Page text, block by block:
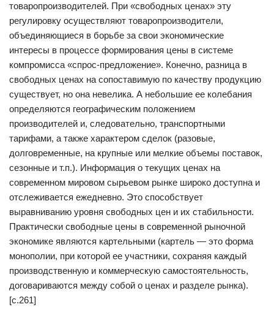
товаропроизводителей. При «свободных ценах» эту
регулировку осуществляют товаропроизводители,
объединяющиеся в борьбе за свои экономические
интересы в процессе формирования цены в системе
компромисса «спрос-предложение». Конечно, разница в
свободных ценах на сопоставимую по качеству продукцию
существует, но она невелика. А небольшие ее колебания
определяются географическим положением
производителей и, следовательно, транспортными
тарифами, а также характером сделок (разовые,
долговременные, на крупные или мелкие объемы поставок,
сезонные и т.п.). Информация о текущих ценах на
современном мировом сырьевом рынке широко доступна и
отслеживается ежедневно. Это способствует
выравниванию уровня свободных цен и их стабильности.
Практически свободные цены в современной рыночной
экономике являются картельными (картель — это форма
монополии, при которой ее участники, сохраняя каждый
производственную и коммерческую самостоятельность,
договариваются между собой о ценах и разделе рынка).
[c.261]